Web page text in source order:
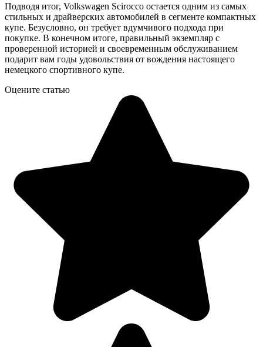
Подводя итог, Volkswagen Scirocco остается одним из самых
стильных и драйверских автомобилей в сегменте компактных
купе. Безусловно, он требует вдумчивого подхода при
покупке. В конечном итоге, правильный экземпляр с
проверенной историей и своевременным обслуживанием
подарит вам годы удовольствия от вождения настоящего
немецкого спортивного купе.
Оцените статью